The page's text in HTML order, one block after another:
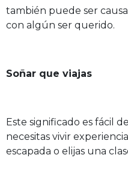
también puede ser
con algún ser querido.
Soñar que viajas
Este significado es fácil
necesitas vivir
escapada o elijas una